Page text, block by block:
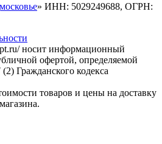
» ИНН: 5029249688, ОГРН:
носит информационный
офертой, определяемой
Гражданского кодекса
товаров и цены на доставку